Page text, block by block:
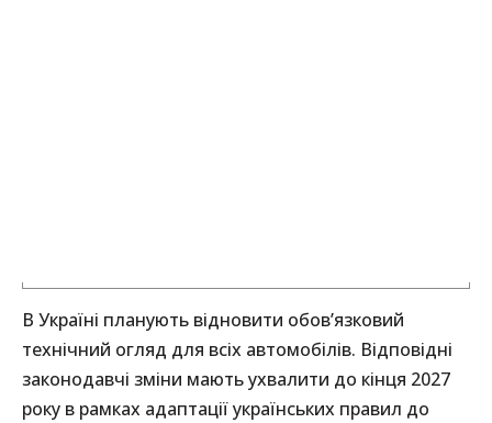
В Україні планують відновити обов’язковий
технічний огляд для всіх автомобілів. Відповідні
законодавчі зміни мають ухвалити до кінця 2027
року в рамках адаптації українських правил до